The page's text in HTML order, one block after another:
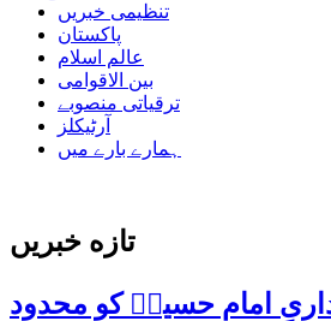
تنظیمی خبریں
پاکستان
عالم اسلام
بین الاقوامی
ترقیاتی منصوبے
آرٹیکلز
ہمارے بارے میں
تازه خبریں
امام حسینؑ کو محدود